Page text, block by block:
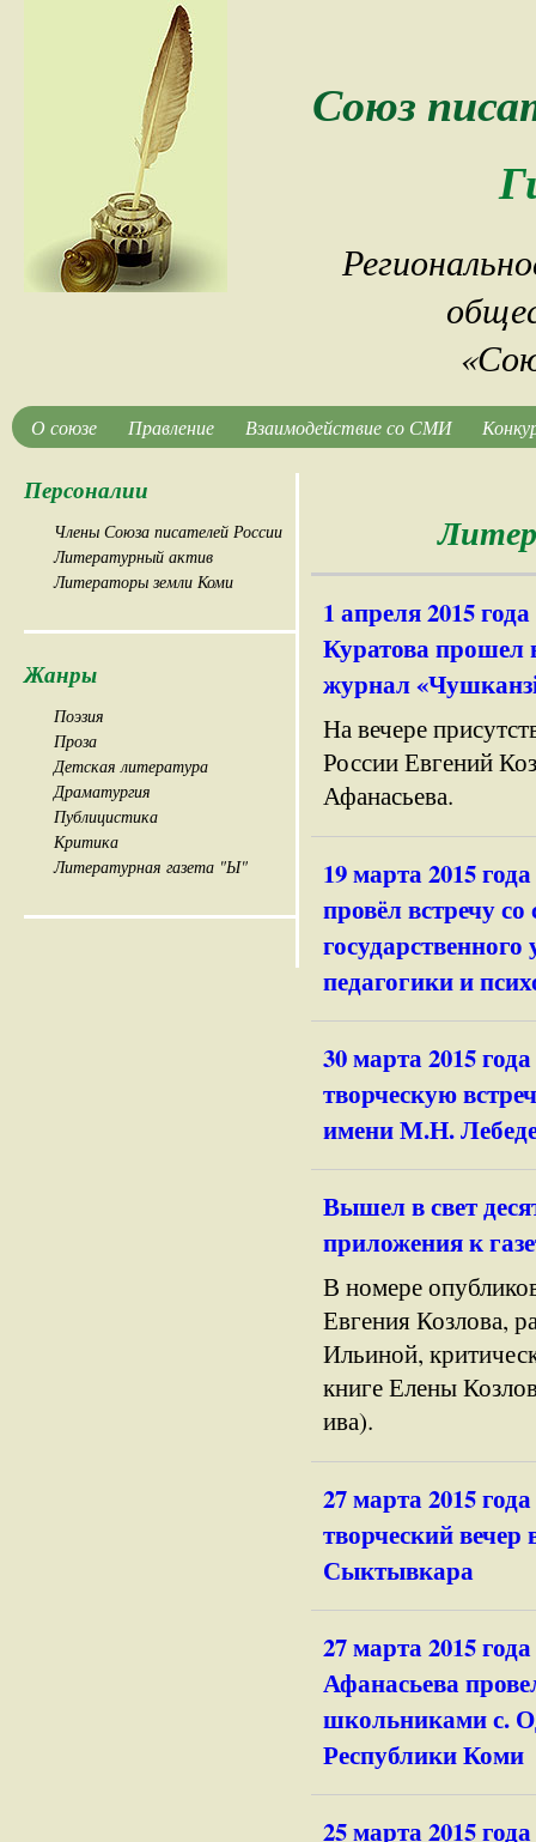
Союз
О союзе Правление Взаимодействие со СМИ
Персоналии
Члены Союза писателей России
Литературный актив
Литераторы земли Коми
Жанры
Поэзия
Проза
Детская литература
Драматургия
Публицистика
Критика
Литературная газета "Ы"
1 апреля 2015
Куратова прошел
журнал
На вечере
России Евгений
Афанасьева.
19 марта 2015
провёл встречу
педагогики и
30 марта 2015
творческую
имени М.Н.
Вышел в свет
приложения к
В номере
Евгения Козлова,
Ильиной,
книге Елены
ива).
27 марта 2015
творческий
Сыктывкара
27 марта 2015
Афанасьева
школьниками с.
Республики Коми
25 марта 2015